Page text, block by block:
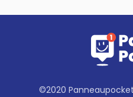
©2020